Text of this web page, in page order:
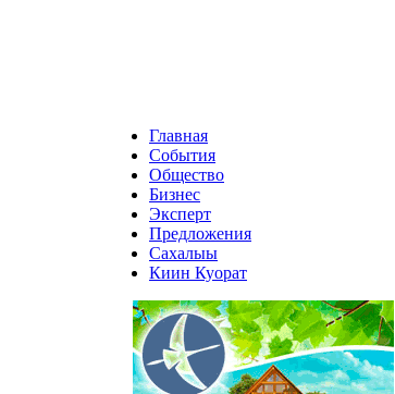
Главная
События
Общество
Бизнес
Эксперт
Предложения
Сахалыы
Киин Куорат